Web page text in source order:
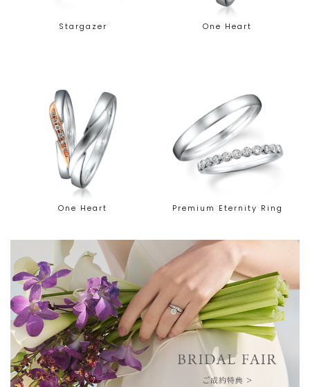
Stargazer One Heart
One Heart Premium Eternity Ring